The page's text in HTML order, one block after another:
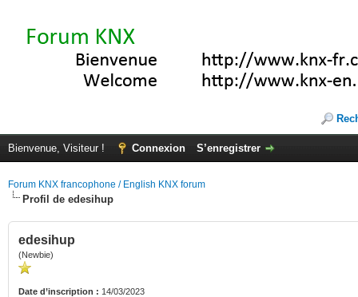
Bienvenue, Visiteur ! Connexion S’enregistrer
Forum KNX francophone / English KNX forum
Profil de edesihup
edesihup
(Newbie)
Date d’inscription : 14/03/2023